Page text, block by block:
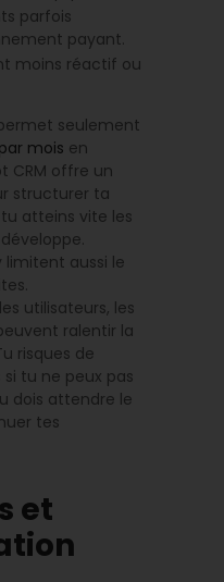
parfois
payant.
moins réactif ou
seulement
mois en
CRM offre un
structurer ta
atteins vite les
limitent aussi le
utilisateurs, les
ralentir la
risques de
tu ne peux pas
dois attendre le
tes
et